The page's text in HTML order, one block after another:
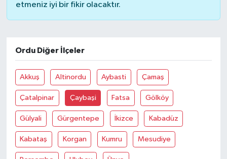
etmeniz iyi bir fikir olacaktır.
Ordu Diğer İlçeler
Akkuş Altinordu Aybasti Çamaş
Çatalpinar Çaybaşi Fatsa Gölköy
Gülyali Gürgentepe İkizce Kabadüz
Kabataş Korgan Kumru Mesudiye
Finans
Gayrimenkul
GENEL
GÜNDEM
Güvenlik